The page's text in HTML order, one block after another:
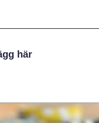
här